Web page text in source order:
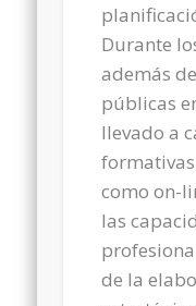
Durante
además
públicas
llevado a
como on-
las
de la